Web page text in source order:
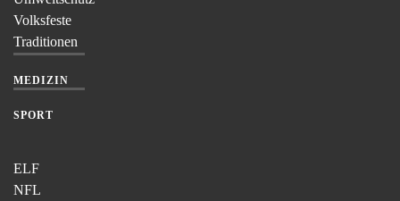
Volksfeste
Traditionen
MEDIZIN
SPORT
ELF
NFL